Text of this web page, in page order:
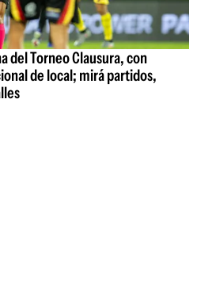
del Torneo Clausura, con
de local; mirá partidos,